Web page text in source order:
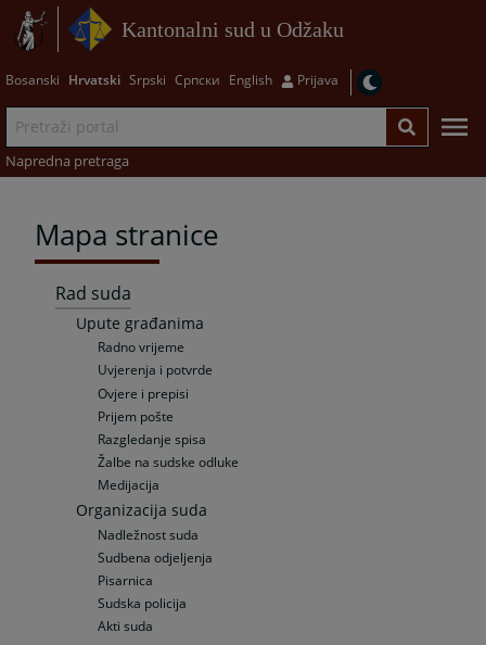
Kantonalni sud u Odžaku
Bosanski Hrvatski Srpski Српски English Prijava
Napredna pretraga
Mapa stranice
Rad suda
Upute građanima
Radno vrijeme
Uvjerenja i potvrde
Ovjere i prepisi
Prijem pošte
Razgledanje spisa
Žalbe na sudske odluke
Medijacija
Organizacija suda
Nadležnost suda
Sudbena odjeljenja
Pisarnica
Sudska policija
Akti suda